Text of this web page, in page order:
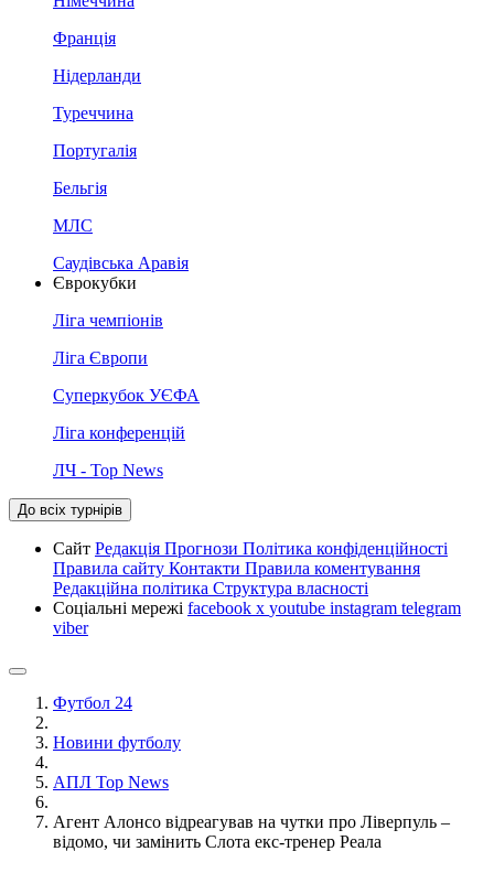
Франція
Нідерланди
Туреччина
Португалія
Бельгія
МЛС
Саудівська Аравія
Єврокубки
Ліга чемпіонів
Ліга Європи
Суперкубок УЄФА
Ліга конференцій
ЛЧ - Top News
До всіх турнірів
Сайт Редакція Прогнози Політика конфіденційності
Правила сайту Контакти Правила коментування
Редакційна політика Структура власності
Соціальні мережі facebook x youtube instagram telegram
viber
Футбол 24
Новини футболу
АПЛ Top News
Агент Алонсо відреагував на чутки про Ліверпуль –
відомо, чи замінить Слота екс-тренер Реала